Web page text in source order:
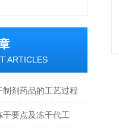
ARTICLES
剂药品的工艺过程
要点及冻干代工